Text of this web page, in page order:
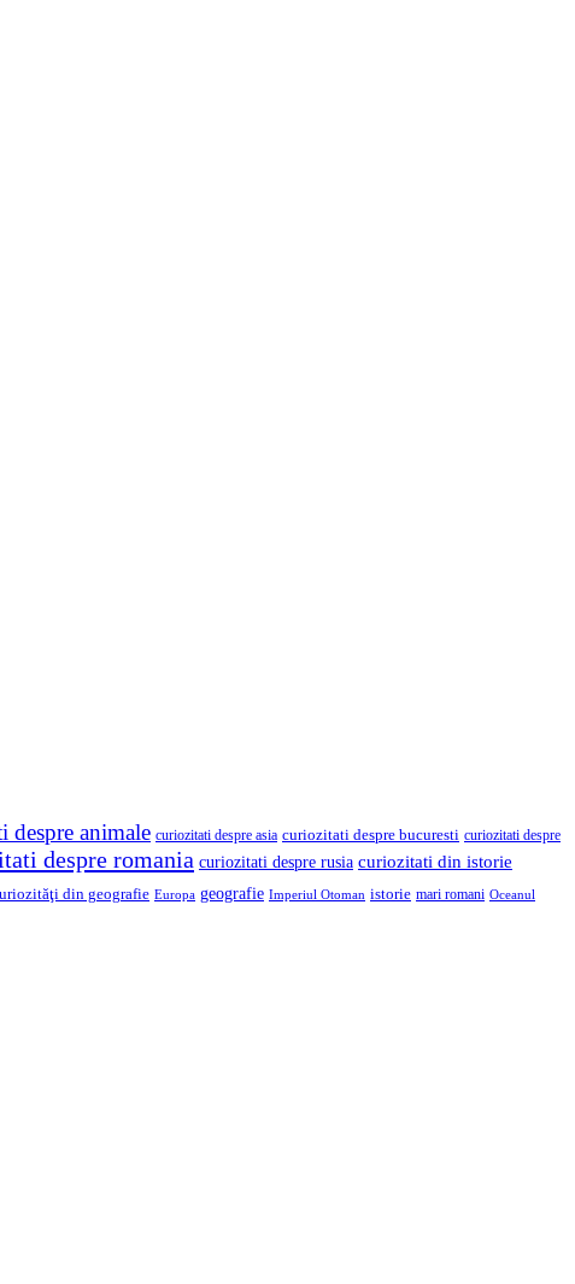
despre animale curiozitati despre asia curiozitati despre bucuresti curiozitati despre
despre romania curiozitati despre rusia curiozitati din istorie
din geografie Europa geografie Imperiul Otoman istorie mari romani Oceanul